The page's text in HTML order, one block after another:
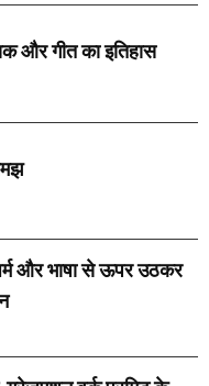
और गीत का इतिहास
और भाषा से ऊपर उठकर